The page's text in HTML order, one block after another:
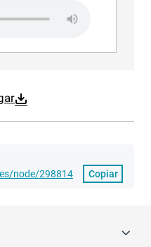
node/298814
Copiar